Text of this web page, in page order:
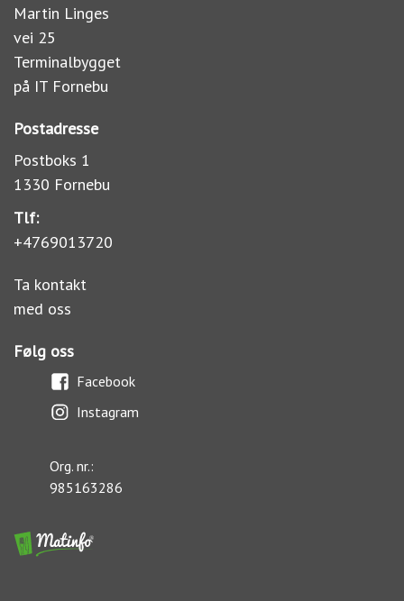
Martin Linges
vei 25
Terminalbygget
på IT Fornebu
Postadresse
Postboks 1
1330 Fornebu
Tlf:
+4769013720
Ta kontakt
med oss
Følg oss
Facebook
Instagram
Org. nr.:
985163286